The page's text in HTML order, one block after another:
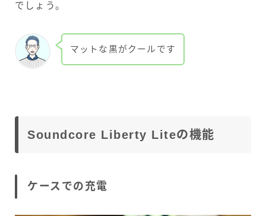
でしょう。
マットな黒がクールです
Soundcore Liberty Liteの機能
ケースでの充電